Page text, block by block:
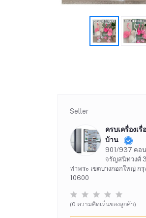
Seller
ครบเครื่องเรื่
บ้าน
901/937 คอ
จรัญสนิทวงศ์
ท่าพระ เขตบางกอกใหญ่ กรุ
10600
(0 ความคิดเห็นของลูกค้า)